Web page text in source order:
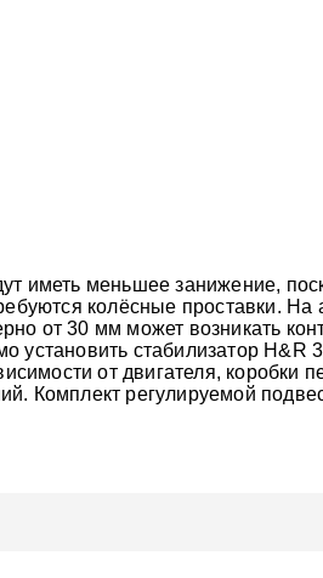
иметь меньшее занижение,
колёсные проставки. На
от 30 мм может возникать
стабилизатор H&R
от двигателя, коробки
Комплект регулируемой